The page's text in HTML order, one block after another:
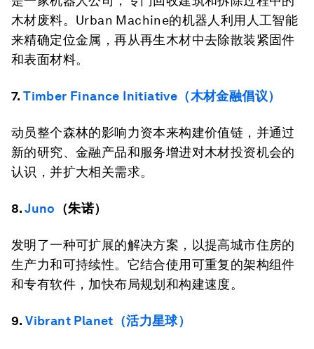
木材废料。Urban Machine的机器人利用人工智能
来精确定位金属，再从再生木材中去除散装紧固件
和表面材料。
7.Timber Finance Initiative（木材金融倡议）
动员整个森林的影响力资本来构建价值链，并通过
新的研究、金融产品和服务增进对木材投资机会的
认识，并扩大相关需求。
8.Juno （朱诺）
发明了一种可扩展的解决方案，以提高城市住房的
生产力和可持续性。它结合使用可重复的架构组件
和专有软件，加快布局规划和构建速度。
9.Vibrant Planet（活力星球）